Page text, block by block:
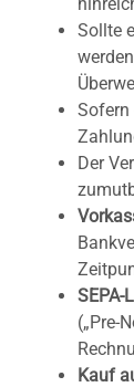
Sollte
Sofern
Der
(„Pre-
Kauf